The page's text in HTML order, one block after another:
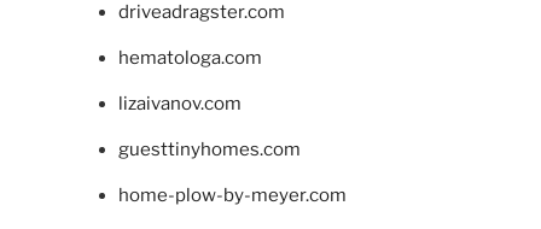
driveadragster.com
hematologa.com
lizaivanov.com
guesttinyhomes.com
home-plow-by-meyer.com